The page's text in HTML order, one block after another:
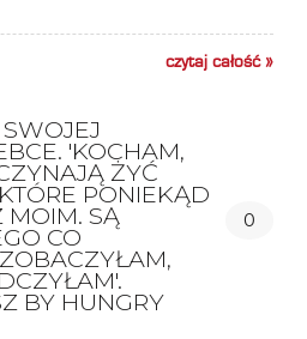
czytaj całość »
'KOCHAM,
ŻYĆ
PONIEKĄD
MOIM. SĄ
CO
BY HUNGRY
0